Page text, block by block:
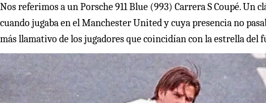
Nos referimos a un Porsche 911 Blue (993) Carrera S Coupé. Un
cuando jugaba en el Manchester United y cuya presencia no
más llamativo de los jugadores que coincidían con la estrella del